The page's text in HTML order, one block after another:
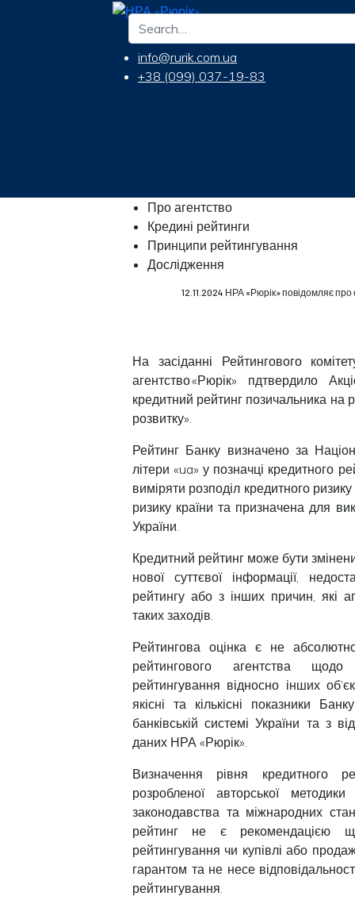
info@rurik.com.ua
+38 (099) 037-19-83
Про агентство
Кредині рейтинги
Принципи рейтингування
Дослідження
12.11.2024 НРА «Рюрік» повідомляє
На засіданні Рейтингового
агентство «Рюрік» пдтвердило
кредитний рейтинг позичальника на
розвитку».
Рейтинг Банку визначено за
літери «ua» у позначці кредитного
виміряти розподіл кредитного
ризику країни та призначена для
України.
Кредитний рейтинг може бути
нової суттєвої інформації,
рейтингу або з інших причин, які
таких заходів.
Рейтингова оцінка є не
рейтингового агентства щодо
рейтингування відносно інших
якісні та кількісні показники
банківській системі України та з
даних НРА «Рюрік».
Визначення рівня кредитного
розробленої авторської
законодавства та міжнародних
рейтинг не є рекомендацією
рейтингування чи купівлі або
гарантом та не несе
рейтингування.